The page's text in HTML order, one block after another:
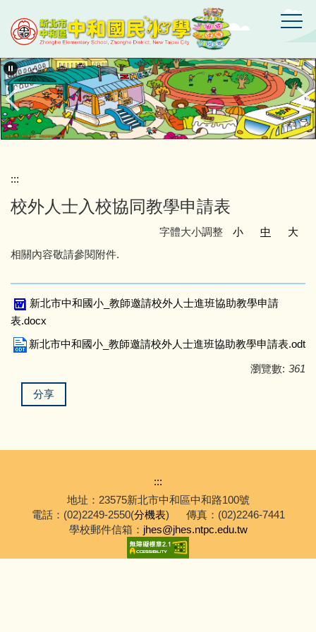
到
主
要
內
容
區
新
北
市
中
和
區
國
小
:::
校外人士入校協同教學申請表
字體大小調整 小 中
大
相關內容敬請參閱附件.
新北市中和國小_教師邀請校外人士進班協助教學申請
表.docx
新北市中和國小_教師邀請校外人士進班協助教學申請表.odt
瀏覽數: 361
分享
:::
地址：23575新北市中和區中和路100號
電話：(02)2249-2550(分機表)
傳真：(02)2246-7441
學校郵件信箱： jhes@jhes.ntpc.edu.tw